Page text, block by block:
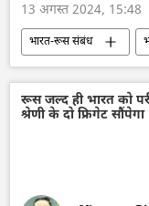
13 अगस्त 2024, 15:48
भारत-रूस संबंध
भारत का विकास
परमाणु संयंत्र
हरित ऊर्जा
रूस जल्द ही भारत को
श्रेणी के दो फ्रिगेट सौंपेगा